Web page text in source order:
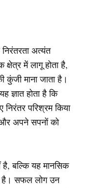
अत्यंत
में लागू होता है,
माना जाता है।
होता है कि
परिश्रम किया
अपने सपनों को
है, बल्कि यह मानसिक
है। सफल लोग उन